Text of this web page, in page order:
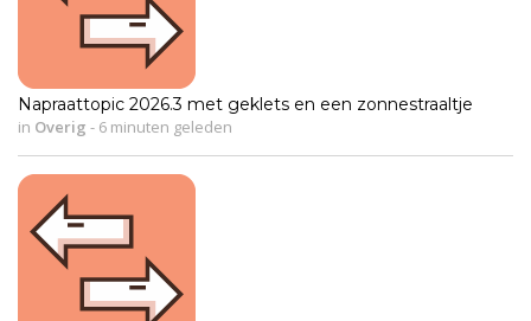
Napraattopic 2026.3 met geklets en een zonnestraaltje
in Overig - 6 minuten geleden